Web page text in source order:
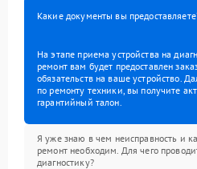
Какие документы вы
На этапе приема устройства на
ремонт вам будет предоставлен
обязательств на ваше устройство.
по ремонту техники, вы получите
гарантийный талон.
Я уже знаю в чем неисправность и
ремонт необходим. Для чего
диагностику?